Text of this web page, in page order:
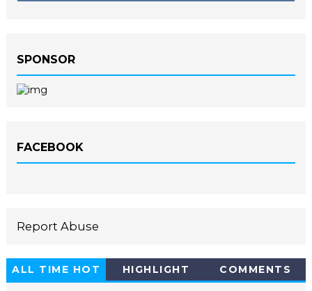
SPONSOR
FACEBOOK
Report Abuse
ALL TIME HOT
HIGHLIGHT COMMENTS